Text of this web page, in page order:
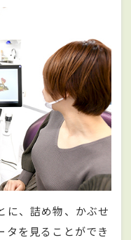
に、詰め物、かぶせ
タを見ることができ